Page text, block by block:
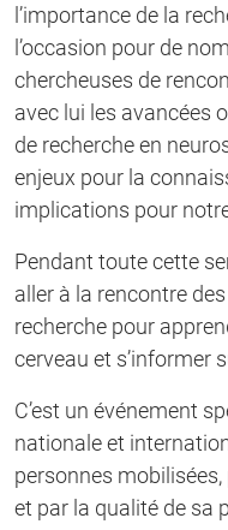
l’importance de la
l’occasion pour de
chercheuses de
avec lui les avancées
de recherche en
enjeux pour la
implications pour
Pendant toute cette
aller à la rencontre
recherche pour
cerveau et s’informer
C’est un événement
nationale et
personnes
et par la qualité de sa